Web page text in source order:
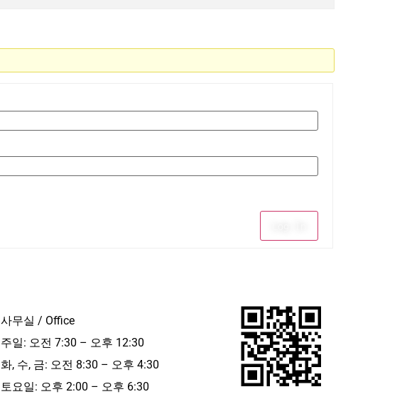
사무실 / Office
주일: 오전 7:30 – 오후 12:30
화, 수, 금: 오전 8:30 – 오후 4:30
토요일: 오후 2:00 – 오후 6:30